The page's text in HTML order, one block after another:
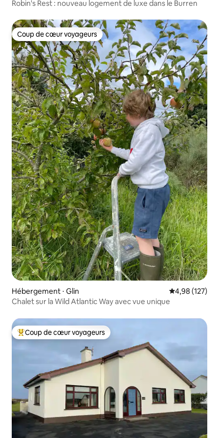
Robin's Rest : nouveau logement de luxe dans le Burren
Coup de cœur voyageurs
Coup de cœur voyageurs
Hébergement ⋅ Glin Évaluation
4,98 (127)
Chalet sur la Wild Atlantic Way avec vue unique
Coups de cœur voyageurs les plus appréciés
Coup de cœur voyageurs